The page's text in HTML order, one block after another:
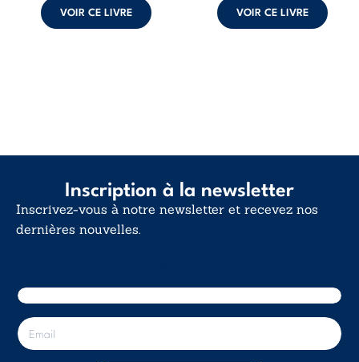
VOIR CE LIVRE VOIR CE LIVRE
Inscription à la newsletter
Inscrivez-vous à notre newsletter et recevez nos
dernières nouvelles.
E
-
m